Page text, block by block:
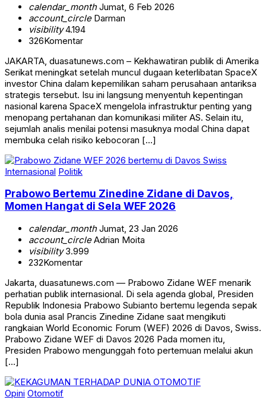
calendar_monthJumat, 6 Feb 2026
account_circleDarman
visibility4.194
326Komentar
JAKARTA, duasatunews.com – Kekhawatiran publik di Amerika
Serikat meningkat setelah muncul dugaan keterlibatan SpaceX
investor China dalam kepemilikan saham perusahaan antariksa
strategis tersebut. Isu ini langsung menyentuh kepentingan
nasional karena SpaceX mengelola infrastruktur penting yang
menopang pertahanan dan komunikasi militer AS. Selain itu,
sejumlah analis menilai potensi masuknya modal China dapat
membuka celah risiko kebocoran […]
Internasional Politik
Prabowo Bertemu Zinedine Zidane di Davos,
Momen Hangat di Sela WEF 2026
calendar_monthJumat, 23 Jan 2026
account_circleAdrian Moita
visibility3.999
232Komentar
Jakarta, duasatunews.com — Prabowo Zidane WEF menarik
perhatian publik internasional. Di sela agenda global, Presiden
Republik Indonesia Prabowo Subianto bertemu legenda sepak
bola dunia asal Prancis Zinedine Zidane saat mengikuti
rangkaian World Economic Forum (WEF) 2026 di Davos, Swiss.
Prabowo Zidane WEF di Davos 2026 Pada momen itu,
Presiden Prabowo mengunggah foto pertemuan melalui akun
[…]
Opini Otomotif